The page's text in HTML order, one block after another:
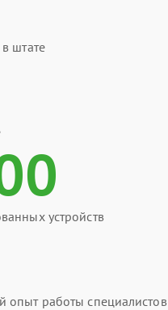
штате
устройств
опыт работы специалистов